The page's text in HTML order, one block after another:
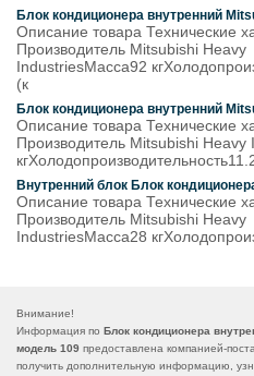
Блок кондиционера внутренний
Описание товара Технические
Производитель Mitsubishi Heavy
IndustriesМасса92
(к
Блок кондиционера внутренний
Описание товара Технические
Производитель Mitsubishi
Внутренний блок Блок
Описание товара Технические
Производитель Mitsubishi Heavy
IndustriesМасса28
Внимание!
Информация по Блок кондиционера
модель 109 предоставлена компанией-
получить дополнительную информацию,